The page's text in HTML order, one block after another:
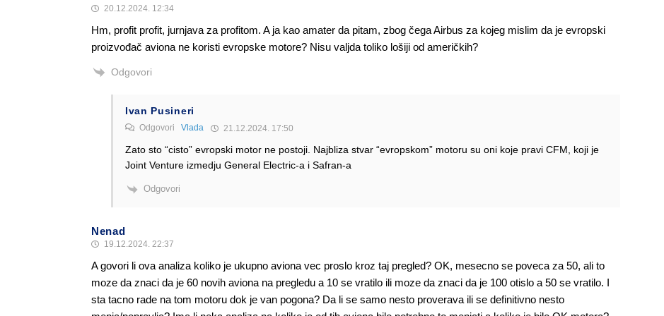
20.12.2024. 12:34
Hm, profit profit, jurnjava za profitom. A ja kao amater da pitam, zbog čega Airbus za kojeg mislim da je evropski
proizvođač aviona ne koristi evropske motore? Nisu valjda toliko lošiji od američkih?
Odgovori
Ivan Pusineri
Odgovori Vlada 21.12.2024. 17:50
Zato sto “cisto” evropski motor ne postoji. Najbliza stvar “evropskom” motoru su oni koje pravi CFM, koji je
Joint Venture izmedju General Electric-a i Safran-a
Odgovori
Nenad
19.12.2024. 22:37
A govori li ova analiza koliko je ukupno aviona vec proslo kroz taj pregled? OK, mesecno se poveca za 50, ali to
moze da znaci da je 60 novih aviona na pregledu a 10 se vratilo ili moze da znaci da je 100 otislo a 50 se vratilo. I
sta tacno rade na tom motoru dok je van pogona? Da li se samo nesto proverava ili se definitivno nesto